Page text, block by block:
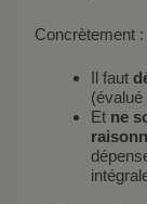
Concrètement :
Il faut
Et ne